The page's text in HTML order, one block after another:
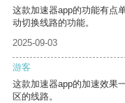
这款加速器app的功能有点
动切换线路的功能。
2025-09-03
游客
这款加速器app的加速效果
区的线路。